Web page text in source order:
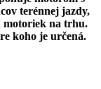
terénnej jazdy,
motoriek na trhu.
koho je určená.